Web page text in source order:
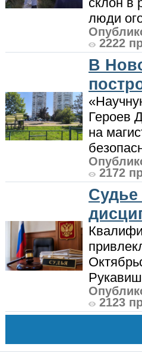
люди
2222
В
Героев
на
2172
2123